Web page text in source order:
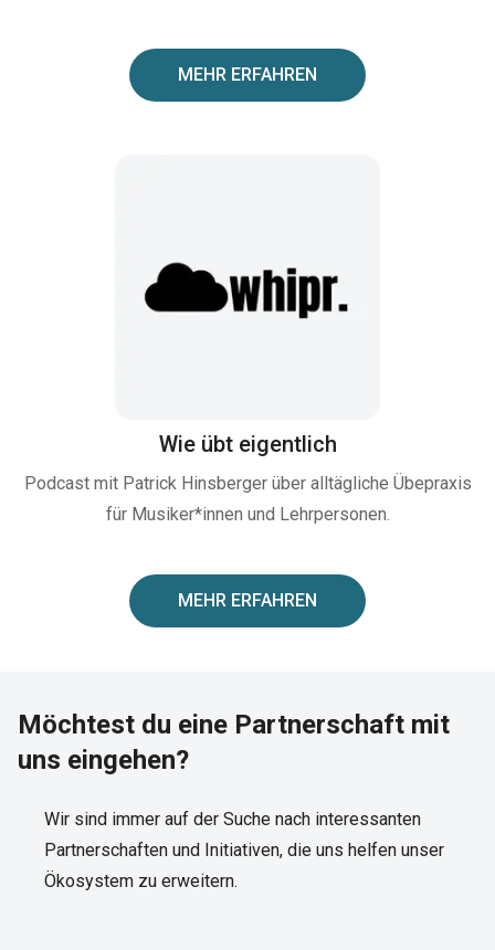
MEHR ERFAHREN
Wie übt eigentlich
Podcast mit Patrick Hinsberger über alltägliche Übepraxis
für Musiker*innen und Lehrpersonen.
MEHR ERFAHREN
Möchtest du eine Partnerschaft mit
uns eingehen?
Wir sind immer auf der Suche nach interessanten
Partnerschaften und Initiativen, die uns helfen unser
Ökosystem zu erweitern.